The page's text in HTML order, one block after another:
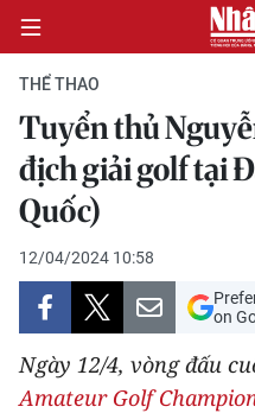
CHÍNH TRỊ
KINH TẾ
VĂN HÓA
XÃ HỘI
PHÁP LUẬT
THỂ THAO
Tuyển thủ
địch giải golf tại
Quốc)
12/04/2024 10:58
on
Ngày 12/4, vòng đấu
Amateur Golf